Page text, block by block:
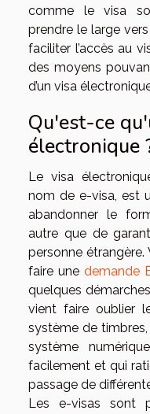
comme le visa
prendre le large
faciliter l’accès au
des moyens
d’un visa
Qu'est-ce
électronique
Le visa
nom de e-visa, est
abandonner le
autre que de
personne
faire unedemande
quelques
vient faire oublier
système de
système
facilement et qui
passage de
Les e-visas sont